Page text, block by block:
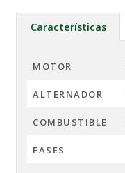
Características
MOTOR
ALTERNADOR
COMBUSTIBLE
FASES